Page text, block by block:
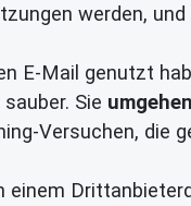
werden,
E-Mail genutzt
Sie
Versuchen, die
einem